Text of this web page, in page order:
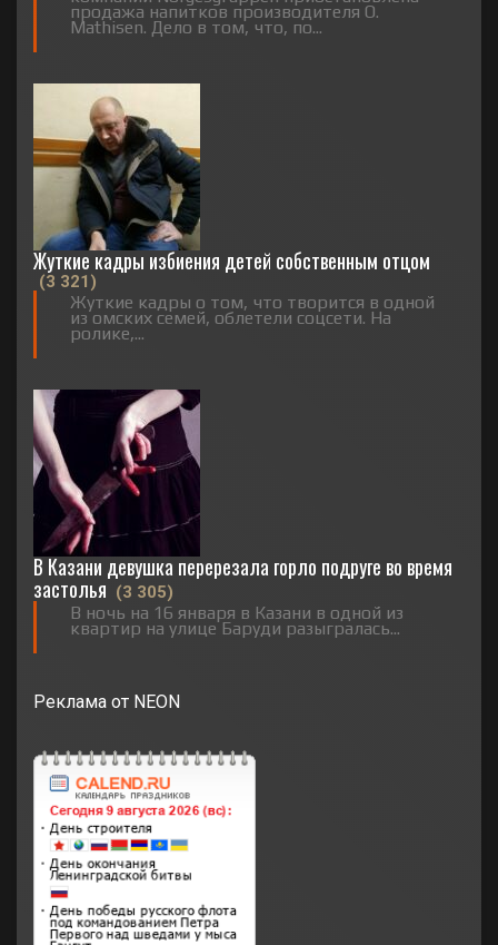
продажа напитков производителя O.
Mathisen. Дело в том, что, по...
Жуткие кадры избиения детей собственным отцом
(3 321)
Жуткие кадры о том, что творится в одной
из омских семей, облетели соцсети. На
ролике,...
В Казани девушка перерезала горло подруге во время
застолья (3 305)
В ночь на 16 января в Казани в одной из
квартир на улице Баруди разыгралась...
Реклама от NEON